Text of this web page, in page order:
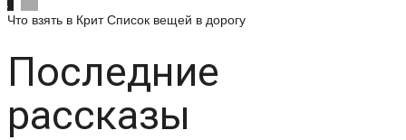
Что взять в Крит Список вещей в дорогу
Последние
рассказы